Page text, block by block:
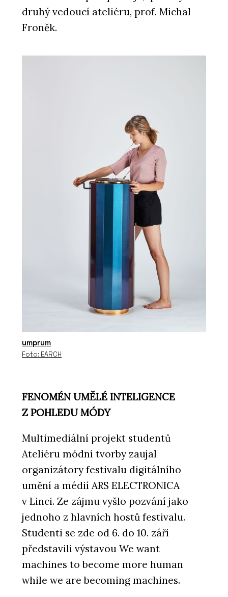
druhý vedoucí ateliéru, prof. Michal
Froněk.
umprum
Foto: EARCH
FENOMÉN UMĚLÉ INTELIGENCE
Z POHLEDU MÓDY
Multimediální projekt studentů
Ateliéru módní tvorby zaujal
organizátory festivalu digitálního
umění a médií ARS ELECTRONICA
v Linci. Ze zájmu vyšlo pozvání jako
jednoho z hlavních hostů festivalu.
Studenti se zde od 6. do 10. září
představili výstavou We want
machines to become more human
while we are becoming machines.